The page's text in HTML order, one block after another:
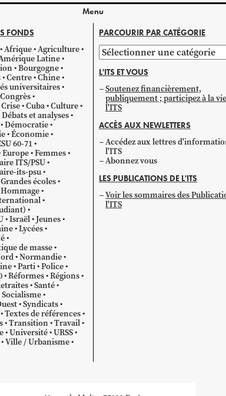
Menu
FONDS
Afrique Agriculture
Latine
Bourgogne
Centre Chine
universitaires
Congrès
Crise Cuba Culture
Débats et analyses
Démocratie
Économie
60-71
Europe Femmes
ITS/PSU
its-psu
Grandes écoles
Hommage
Israël Jeunes
Lycées
de masse
Normandie
Parti Police
Réformes Régions
Santé
Socialisme
Syndicats
Textes de références
Transition Travail
Université URSS
Ville / Urbanisme
PARCOURIR PAR CATÉGORIE
Parcourir
par
catégorie
L'ITS ET VOUS
Soutenez financièrement,
publiquement ; participez à la
l'ITS
ACCÈS AUX NEWLETTERS
Accédez aux lettres
l'ITS
Abonnez vous
LES PUBLICATIONS DE L'ITS
Voir les sommaires des
l'ITS